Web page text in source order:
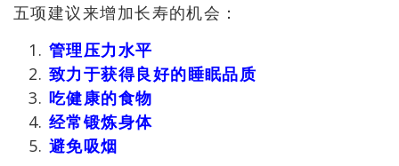
五项建议来增加长寿的机会：
管理压力水平
致力于获得良好的睡眠品质
吃健康的食物
经常锻炼身体
避免吸烟